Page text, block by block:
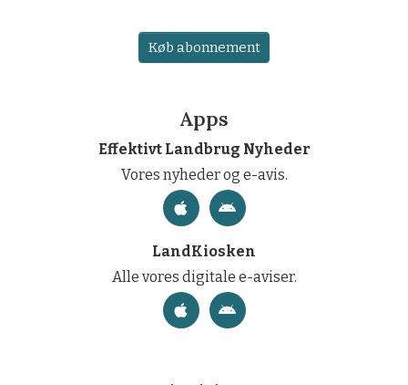
Køb abonnement
Apps
Effektivt Landbrug Nyheder
Vores nyheder og e-avis.
LandKiosken
Alle vores digitale e-aviser.